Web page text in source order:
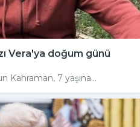
Vera'ya doğum günü
Kahraman, 7 yaşına...